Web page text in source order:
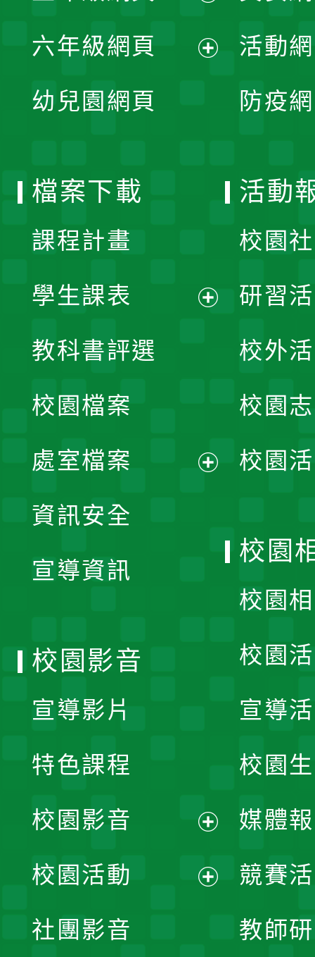
單
開
選
開
六年級網頁
幼兒園網頁
活動
防疫
檔案下載
課程計畫
學生課表
單
教科書評選
校園檔案
處室檔案
資訊安全
宣導資訊
活動
校園
研習
校外
校園
校園
校園
校園
校園
宣導
校園
媒體
競賽
教師
校園影音
宣導影片
特色課程
校園影音
開
校園活動
社團影音